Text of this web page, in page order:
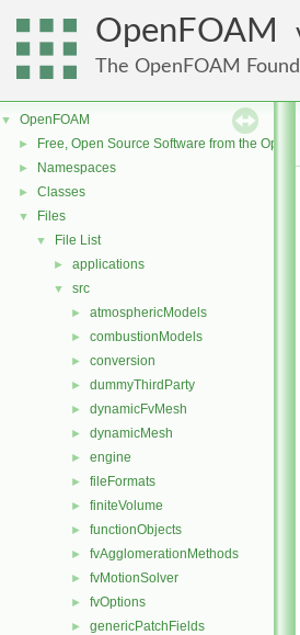
OpenFOAM
The OpenFOAM
▼ OpenFOAM
► Free, Open Source Software from the
► Namespaces
► Classes
▼ Files
▼ File List
► applications
▼ src
► atmosphericModels
► combustionModels
► conversion
► dummyThirdParty
► dynamicFvMesh
► dynamicMesh
► engine
► fileFormats
► finiteVolume
► functionObjects
► fvAgglomerationMethods
► fvMotionSolver
► fvOptions
► genericPatchFields